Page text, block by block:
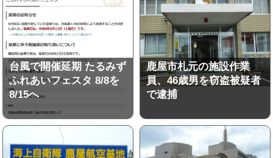
台風で開催延期 たるみず
ふれあいフェスタ 8/8を
8/15へ
鹿屋市札元の施設作業
員、46歳男を窃盗被疑者
で逮捕